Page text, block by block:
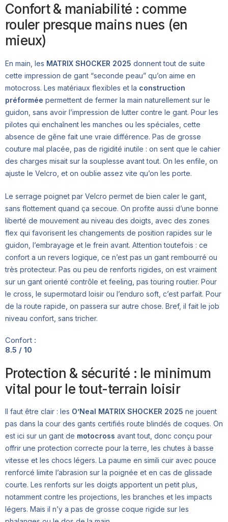
Confort & maniabilité : comme
rouler presque mains nues (en
mieux)
En main, les MATRIX SHOCKER 2025 donnent tout de suite
cette impression de gant “seconde peau” qu’on aime en
motocross. Les matériaux flexibles et la construction
préformée permettent de fermer la main naturellement sur le
guidon, sans avoir l’impression de lutter contre le gant. Pour les
pilotes qui enchaînent les manches ou les spéciales, cette
absence de gêne fait une vraie différence. Pas de grosse
couture mal placée, pas de rigidité inutile : on sent que le cahier
des charges misait sur la souplesse avant tout. On les enfile, on
ajuste le Velcro, et on oublie assez vite qu’on les porte.
Le serrage poignet par Velcro permet de bien caler le gant,
sans flottement quand ça secoue. On profite aussi d’une bonne
liberté de mouvement au niveau des doigts, avec des zones
flex qui favorisent les changements de position rapides sur le
guidon, l’embrayage et le frein avant. Attention toutefois : ce
confort a un revers logique, ce n’est pas un gant rembourré ou
très protecteur. Pas ou peu de renforts rigides, on est vraiment
sur un gant orienté contrôle et feeling, pas touring routier. Pour
le cross, le supermotard loisir ou l’enduro soft, c’est parfait. Pour
de la route rapide, on passera sur autre chose. Bref, il fait le job
niveau confort, sans tricher.
Confort :
8.5 / 10
Protection & sécurité : le minimum
vital pour le tout-terrain loisir
Il faut être clair : les O’Neal MATRIX SHOCKER 2025 ne jouent
pas dans la cour des gants certifiés route blindés de coques. On
est ici sur un gant de motocross avant tout, donc conçu pour
offrir une protection correcte pour la terre, les chutes à basse
vitesse et les chocs légers. La paume en simili cuir avec pouce
renforcé limite l’abrasion sur la poignée et en cas de glissade
courte. Les renforts sur les doigts apportent un petit plus,
notamment contre les projections, les branches et les impacts
légers. Mais il n’y a pas de grosse coque rigide sur les